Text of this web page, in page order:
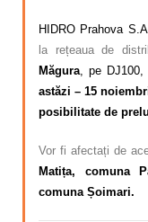
HIDRO Prahova
la rețeaua de
Măgura, pe DJ100,
astăzi – 15
posibilitate de
Vor fi afectați de
Matița, comuna
comuna Șoimari.